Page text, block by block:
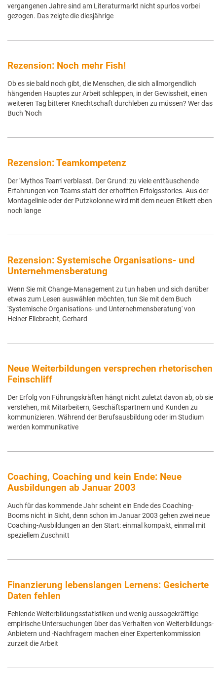
vergangenen Jahre sind am Literaturmarkt nicht spurlos vorbei
gezogen. Das zeigte die diesjährige
Rezension: Noch mehr Fish!
Ob es sie bald noch gibt, die Menschen, die sich allmorgendlich
hängenden Hauptes zur Arbeit schleppen, in der Gewissheit, einen
weiteren Tag bitterer Knechtschaft durchleben zu müssen? Wer das
Buch 'Noch
Rezension: Teamkompetenz
Der 'Mythos Team' verblasst. Der Grund: zu viele enttäuschende
Erfahrungen von Teams statt der erhofften Erfolgsstories. Aus der
Montagelinie oder der Putzkolonne wird mit dem neuen Etikett eben
noch lange
Rezension: Systemische Organisations- und
Unternehmensberatung
Wenn Sie mit Change-Management zu tun haben und sich darüber
etwas zum Lesen auswählen möchten, tun Sie mit dem Buch
'Systemische Organisations- und Unternehmensberatung' von
Heiner Ellebracht, Gerhard
Neue Weiterbildungen versprechen rhetorischen
Feinschliff
Der Erfolg von Führungskräften hängt nicht zuletzt davon ab, ob sie
verstehen, mit Mitarbeitern, Geschäftspartnern und Kunden zu
kommunizieren. Während der Berufsausbildung oder im Studium
werden kommunikative
Coaching, Coaching und kein Ende: Neue
Ausbildungen ab Januar 2003
Auch für das kommende Jahr scheint ein Ende des Coaching-
Booms nicht in Sicht, denn schon im Januar 2003 gehen zwei neue
Coaching-Ausbildungen an den Start: einmal kompakt, einmal mit
speziellem Zuschnitt
Finanzierung lebenslangen Lernens: Gesicherte
Daten fehlen
Fehlende Weiterbildungsstatistiken und wenig aussagekräftige
empirische Untersuchungen über das Verhalten von Weiterbildungs-
Anbietern und -Nachfragern machen einer Expertenkommission
zurzeit die Arbeit